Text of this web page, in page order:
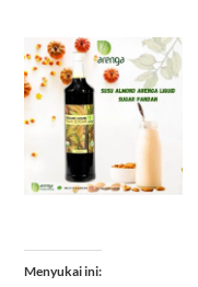
Menyukai ini: